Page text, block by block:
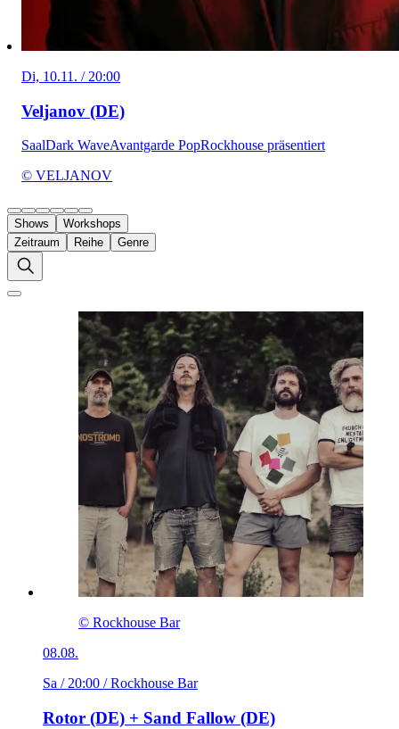
Di, 10.11. / 20:00
Veljanov (DE)
SaalDark WaveAvantgarde PopRockhouse präsentiert
© VELJANOV
Shows
Workshops
Zeitraum
Reihe Genre
© Rockhouse Bar
08.08.
Sa / 20:00 / Rockhouse Bar
Rotor (DE) + Sand Fallow (DE)